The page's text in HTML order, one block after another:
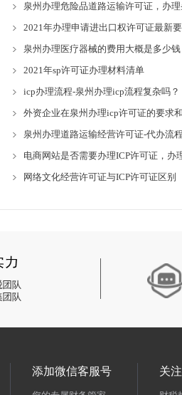
泉州办理危险品道路运输许可证，办
2021年办理申请进出口权许可证最新
泉州办理医疗器械的费用大概是多少钱
2021年sp许可证办理材料清单
icp办理流程-泉州办理icp流程复杂吗？
外资企业在泉州办理icp许可证的要求
泉州办理道路运输经营许可证-代办流程
电商网站是否需要办理ICP许可证，办
网络文化经营许可证与ICP许可证区别
添加微信客服号 关